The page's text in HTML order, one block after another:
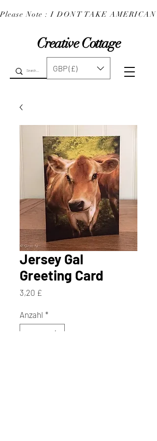
Creative Cottage
Please Note : I DONT TAKE
GBP (£)
Jersey Gal
Greeting Card
3,20 £Preis
Anzahl *